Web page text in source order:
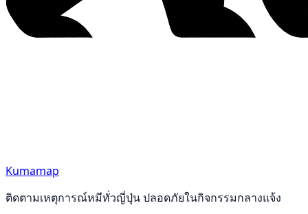
Kumamap
ติดตามเหตุการณ์หมีทั่วญี่ปุ่น ปลอดภัยในกิจกรรมกลางแจ้ง